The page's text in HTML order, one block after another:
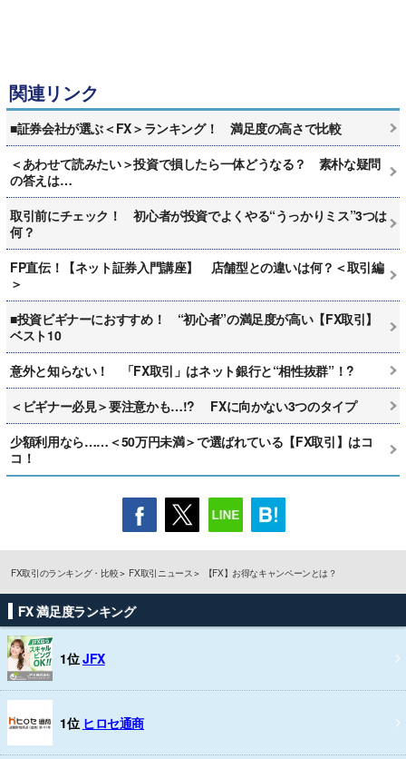
関連リンク
■証券会社が選ぶ＜FX＞ランキング！ 満足度の高さで比較
＜あわせて読みたい＞投資で損したら一体どうなる？ 素朴な疑問
の答えは…
取引前にチェック！ 初心者が投資でよくやる“うっかりミス”3つは
何？
FP直伝！【ネット証券入門講座】 店舗型との違いは何？＜取引編
＞
■投資ビギナーにおすすめ！ “初心者”の満足度が高い【FX取引】
ベスト10
意外と知らない！ 「FX取引」はネット銀行と“相性抜群”！?
＜ビギナー必見＞要注意かも…!? FXに向かない3つのタイプ
少額利用なら……＜50万円未満＞で選ばれている【FX取引】はコ
コ！
FX取引のランキング・比較 FX取引ニュース 【FX】お得なキャンペーンとは？
FX 満足度ランキング
1位JFX
1位 ヒロセ通商